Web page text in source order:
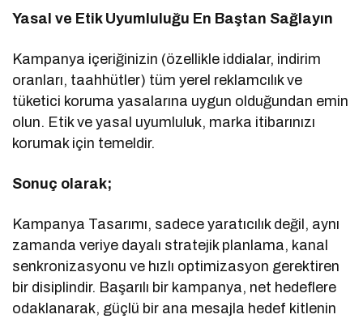
Yasal ve Etik Uyumluluğu En Baştan Sağlayın
Kampanya içeriğinizin (özellikle iddialar, indirim
oranları, taahhütler) tüm yerel reklamcılık ve
tüketici koruma yasalarına uygun olduğundan emin
olun. Etik ve yasal uyumluluk, marka itibarınızı
korumak için temeldir.
Sonuç olarak;
Kampanya Tasarımı, sadece yaratıcılık değil, aynı
zamanda veriye dayalı stratejik planlama, kanal
senkronizasyonu ve hızlı optimizasyon gerektiren
bir disiplindir. Başarılı bir kampanya, net hedeflere
odaklanarak, güçlü bir ana mesajla hedef kitlenin